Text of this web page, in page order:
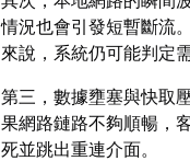
情況也會引發短暫斷流
來說，系統仍可能判定
第三，數據壅塞與快取
果網路鏈路不夠順暢，
死並跳出重連介面。